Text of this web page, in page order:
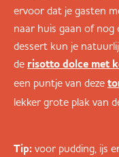
ervoor dat je gasten
naar huis gaan of nog
dessert kun je
de risotto dolce met
een puntje van deze
lekker grote plak van
Tip: voor pudding, ijs